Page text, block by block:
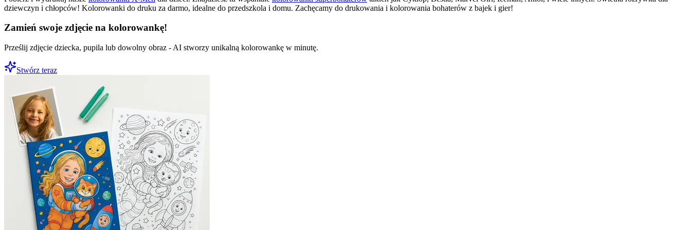
dziewczyn i chłopców! Kolorowanki do druku za darmo, idealne do przedszkola i domu. Zachęcamy do drukowania i kolorowania bohaterów z bajek i gier!
Zamień swoje zdjęcie na kolorowankę!
Prześlij zdjęcie dziecka, pupila lub dowolny obraz - AI stworzy unikalną kolorowankę w minutę.
Stwórz teraz